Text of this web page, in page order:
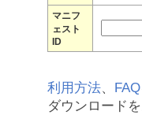
マニフ
ェスト
ID
利用方法、 FAQ
ダウンロード